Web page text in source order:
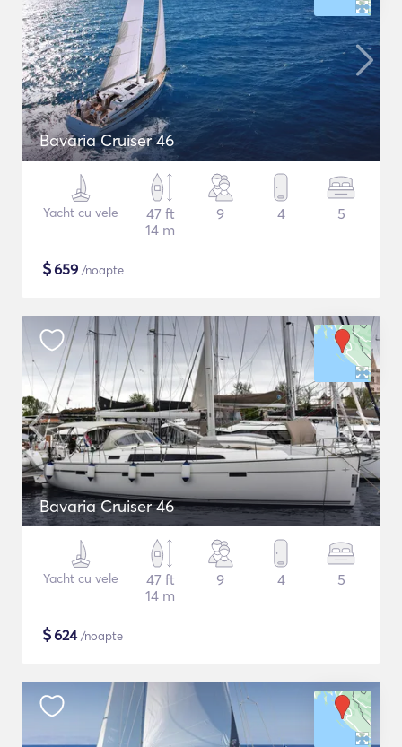
Bavaria Cruiser 46
Yacht cu vele
47 ft
14 m
9 4 5
$659 /noapte
Bavaria Cruiser 46
Yacht cu vele
47 ft
14 m
9 4 5
$624/noapte